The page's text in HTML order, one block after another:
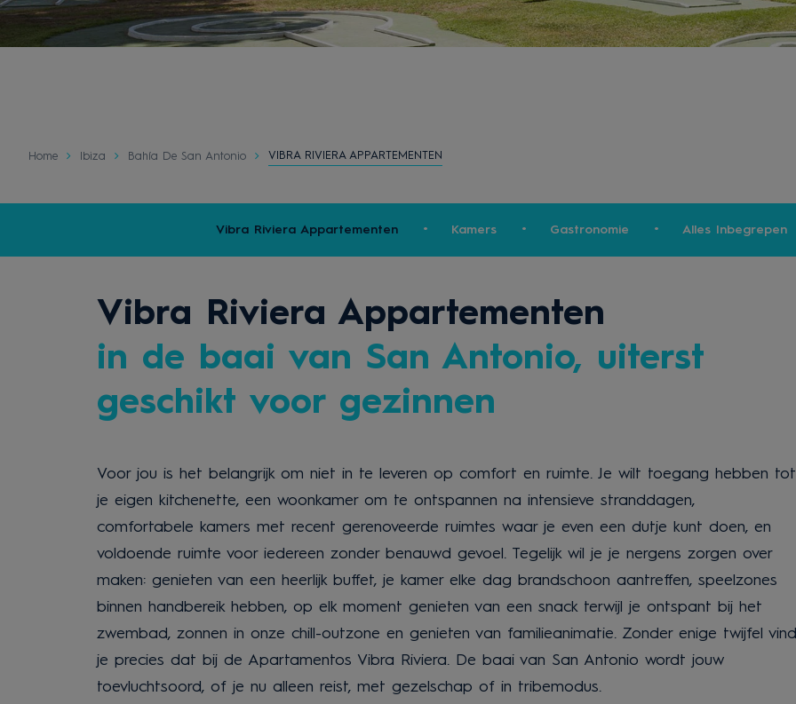
Home Ibiza Bahía De San Antonio VIBRA RIVIERA APPARTEMENTEN
Vibra Riviera Appartementen Kamers Gastronomie Alles Inbegrepen
Vibra Riviera Appartementen
in de baai van San Antonio, uiterst
geschikt voor gezinnen
Voor jou is het belangrijk om niet in te leveren op comfort en ruimte. Je wilt toegang hebben tot
je eigen kitchenette, een woonkamer om te ontspannen na intensieve stranddagen,
comfortabele kamers met recent gerenoveerde ruimtes waar je even een dutje kunt doen, en
voldoende ruimte voor iedereen zonder benauwd gevoel. Tegelijk wil je je nergens zorgen over
maken: genieten van een heerlijk buffet, je kamer elke dag brandschoon aantreffen, speelzones
binnen handbereik hebben, op elk moment genieten van een snack terwijl je ontspant bij het
zwembad, zonnen in onze chill-outzone en genieten van familieanimatie. Zonder enige twijfel vind
je precies dat bij de Apartamentos Vibra Riviera. De baai van San Antonio wordt jouw
toevluchtsoord, of je nu alleen reist, met gezelschap of in tribemodus.